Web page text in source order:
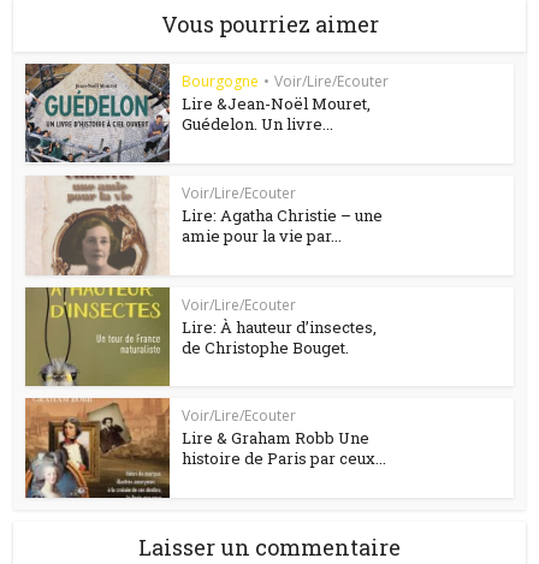
Vous pourriez aimer
Bourgogne • Voir/Lire/Ecouter
Lire &Jean-Noël Mouret,
Guédelon. Un livre...
Voir/Lire/Ecouter
Lire: Agatha Christie – une
amie pour la vie par...
Voir/Lire/Ecouter
Lire: À hauteur d’insectes,
de Christophe Bouget.
Voir/Lire/Ecouter
Lire & Graham Robb Une
histoire de Paris par ceux...
Laisser un commentaire